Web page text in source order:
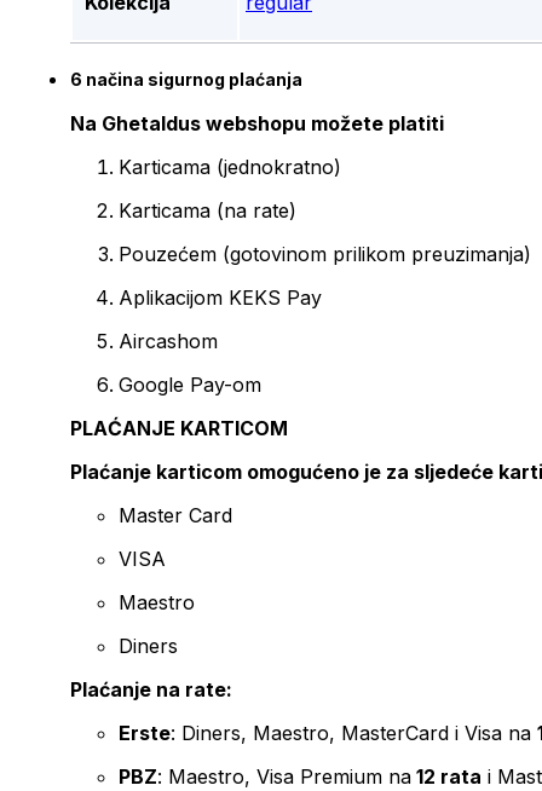
6 načina sigurnog plaćanja
Na Ghetaldus webshopu možete platiti
Karticama (jednokratno)
Karticama (na rate)
Pouzećem (gotovinom prilikom preuzimanja)
Aplikacijom KEKS Pay
Aircashom
Google Pay-om
PLAĆANJE KARTICOM
Plaćanje karticom omogućeno je za sljedeće
Master Card
VISA
Maestro
Diners
Plaćanje na rate:
Erste: Diners, Maestro, MasterCard i Visa na
PBZ: Maestro, Visa Premium na 12 rata i